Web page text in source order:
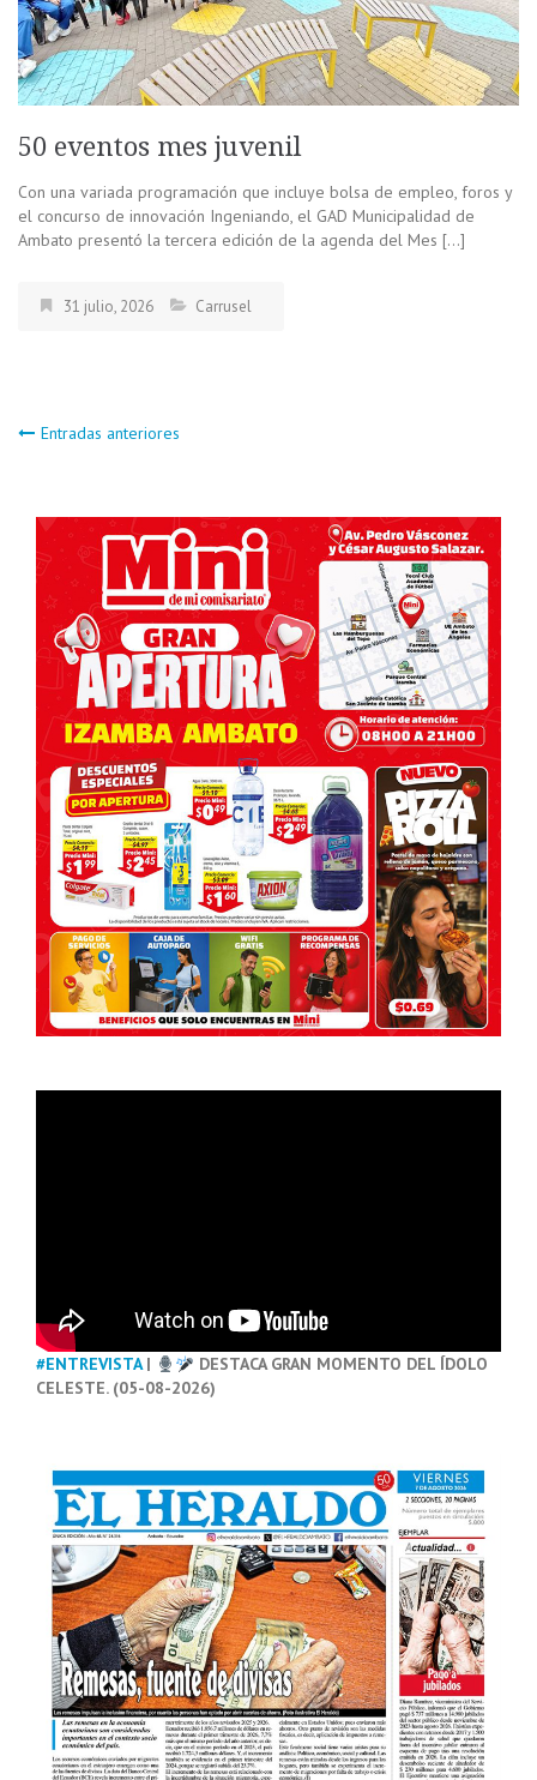
50 eventos mes juvenil
Con una variada programación que incluye bolsa de empleo, foros y
el concurso de innovación Ingeniando, el GAD Municipalidad de
Ambato presentó la tercera edición de la agenda del Mes […]
31 julio, 2026 Carrusel
Navegación
de
entradas
Entradas anteriores
#ENTREVISTA|
DESTACA GRAN MOMENTO DEL ÍDOLO
CELESTE. (05-08-2026)